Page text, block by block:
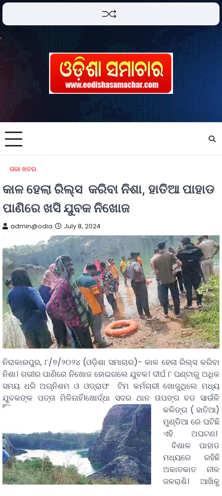
ତାଜା ଖବର
କାଳ ହେଲା ରିଲ୍ସ କରିବା ନିଶା, ହାତିଆ ପାହାଡ
ପାଣିରେ ଖସି ଯୁବକ ନିଖୋଜ
admin@odia July 8, 2024
ନିରାକାରପୁର, ୮/୭/୨୦୨୪ (ଓଡ଼ିଶା ସମାଚାର)- କାଳ ହେଲା ରିଲ୍ସ କରିବା
ନିଶା। ଗଭୀର ପାଣିରେ ନିଖୋଜ ହୋଇଗଲେ ଯୁବକ। ଦୀର୍ଘ ୮ ଘଣ୍ଟାରୁ ଅଧିକ
ସମୟ ଧରି ଅଗ୍ନିଶମ ଓ ଓଡ୍ରାଫ ଟିମ କର୍ମଚାରୀ ଖୋଜୁଥିଲେ ମଧ୍ୟ
ଯୁବକଙ୍କ ପତ୍ତା ମିଳିନାହିଁ।ଖୋର୍ଦ୍ଧା ସଦର ଥାନ ତାପଙ୍ଗ ବଡ ସାଉଁଳି
କଳିଙ୍ଗ ( ହାତିଆ)
ମୁଣ୍ଡିଆ ରେ ଘଟିଛି
ଏହି ଅଘଟଣ।
ବିଶାଳ ପାହାଡ
ମଧ୍ୟରେ ରହିଛି
ଅକାତକାତ ନୀଳ
ଜଳରାଶି। ଆଖିକୁ